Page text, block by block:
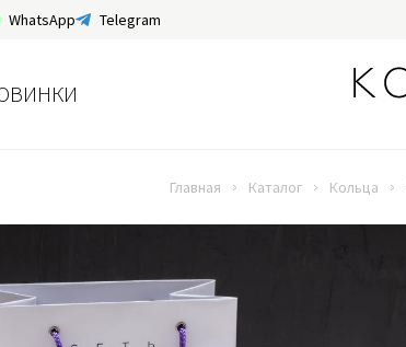
WhatsApp Telegram
Главная Каталог Кольца